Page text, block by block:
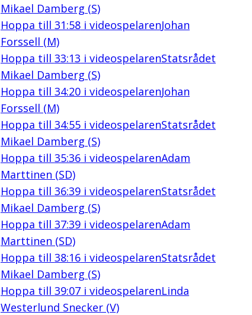
Mikael Damberg (S)
Hoppa till 31:58i videospelarenJohan
Forssell (M)
Hoppa till 33:13 i videospelarenStatsrådet
Mikael Damberg (S)
Hoppa till 34:20i videospelarenJohan
Forssell (M)
Hoppa till 34:55i videospelarenStatsrådet
Mikael Damberg (S)
Hoppa till 35:36i videospelarenAdam
Marttinen (SD)
Hoppa till 36:39i videospelarenStatsrådet
Mikael Damberg (S)
Hoppa till 37:39i videospelarenAdam
Marttinen (SD)
Hoppa till 38:16i videospelarenStatsrådet
Mikael Damberg (S)
Hoppa till 39:07i videospelarenLinda
Westerlund Snecker (V)